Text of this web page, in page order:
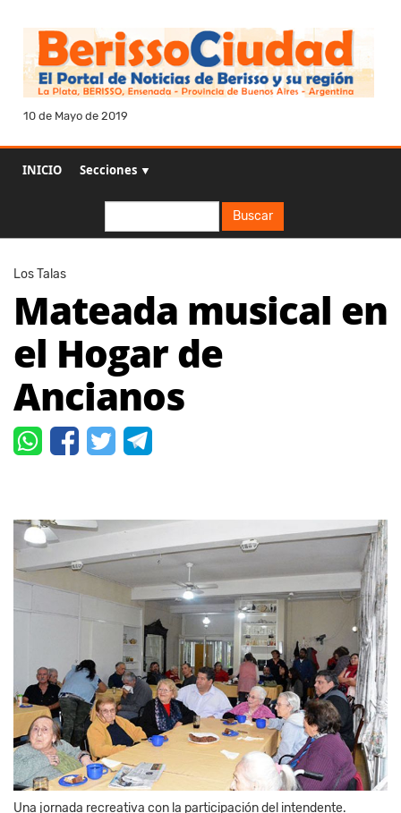
10 de Mayo de 2019
INICIO Secciones ▼
Buscar
Los Talas
Mateada musical en
el Hogar de
Ancianos
Una jornada recreativa con la participación del intendente.